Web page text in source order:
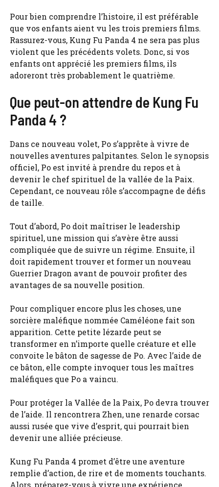
Pour bien comprendre l’histoire, il est préférable
que vos enfants aient vu les trois premiers films.
Rassurez-vous, Kung Fu Panda 4 ne sera pas plus
violent que les précédents volets. Donc, si vos
enfants ont apprécié les premiers films, ils
adoreront très probablement le quatrième.
Que peut-on attendre de Kung Fu
Panda 4 ?
Dans ce nouveau volet, Po s’apprête à vivre de
nouvelles aventures palpitantes. Selon le synopsis
officiel, Po est invité à prendre du repos et à
devenir le chef spirituel de la vallée de la Paix.
Cependant, ce nouveau rôle s’accompagne de défis
de taille.
Tout d’abord, Po doit maîtriser le leadership
spirituel, une mission qui s’avère être aussi
compliquée que de suivre un régime. Ensuite, il
doit rapidement trouver et former un nouveau
Guerrier Dragon avant de pouvoir profiter des
avantages de sa nouvelle position.
Pour compliquer encore plus les choses, une
sorcière maléfique nommée Caméléone fait son
apparition. Cette petite lézarde peut se
transformer en n’importe quelle créature et elle
convoite le bâton de sagesse de Po. Avec l’aide de
ce bâton, elle compte invoquer tous les maîtres
maléfiques que Po a vaincu.
Pour protéger la Vallée de la Paix, Po devra trouver
de l’aide. Il rencontrera Zhen, une renarde corsac
aussi rusée que vive d’esprit, qui pourrait bien
devenir une alliée précieuse.
Kung Fu Panda 4 promet d’être une aventure
remplie d’action, de rire et de moments touchants.
Alors, préparez-vous à vivre une expérience